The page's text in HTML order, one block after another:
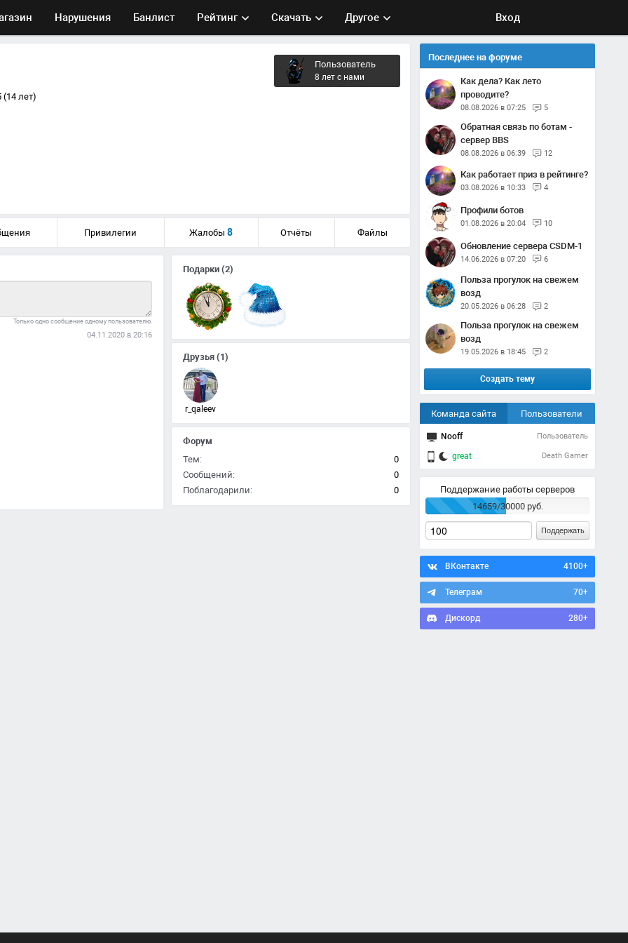
Нарушения Банлист Рейтинг Скачать Другое Вход
(14 лет)
Пользователь
8 лет с нами
Привилегии Жалобы 8 Отчёты Файлы
Только одно сообщение одному пользователю.
04.11.2020 в 20:16
Подарки (2)
Друзья (1)
r_qaleev
Форум
Тем:
0
Сообщений:
0
Поблагодарили:
0
Последнее на форуме
Как дела? Как лето
проводите?
08.08.2026 в 07:25 5
Обратная связь по ботам -
сервер BBS
08.08.2026 в 06:39 12
Как работает приз в рейтинге?
03.08.2026 в 10:33 4
Профили ботов
01.08.2026 в 20:04 10
Обновление сервера CSDM-1
14.06.2026 в 07:20 6
Польза прогулок на свежем
возд
20.05.2026 в 06:28 2
Польза прогулок на свежем
возд
19.05.2026 в 18:45 2
Создать тему
Команда сайта Пользователи
Nooff Пользователь
great Death Gamer
Поддержание работы серверов
14659/30000 руб.
Поддержать
ВКонтакте 4100+
Телеграм 70+
Дискорд 280+